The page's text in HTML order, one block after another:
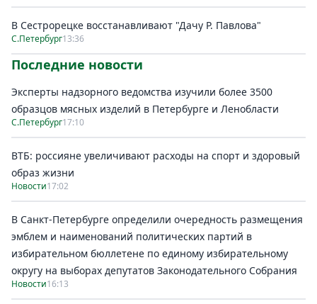
В Сестрорецке восстанавливают "Дачу Р. Павлова"
С.Петербург13:36
Последние новости
Эксперты надзорного ведомства изучили более 3500
образцов мясных изделий в Петербурге и Ленобласти
С.Петербург17:10
ВТБ: россияне увеличивают расходы на спорт и здоровый
образ жизни
Новости17:02
В Санкт-Петербурге определили очередность размещения
эмблем и наименований политических партий в
избирательном бюллетене по единому избирательному
округу на выборах депутатов Законодательного Собрания
Новости16:13